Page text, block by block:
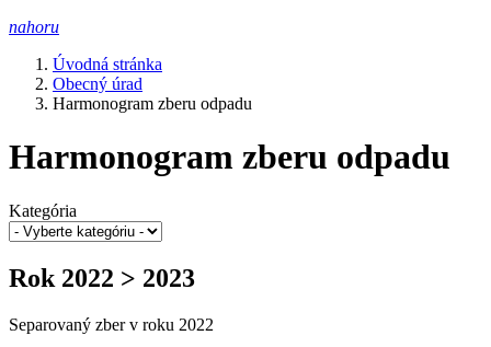
nahoru
Úvodná stránka
Obecný úrad
Harmonogram zberu odpadu
Harmonogram zberu odpadu
Kategória
Rok 2022 > 2023
Separovaný zber v roku 2022